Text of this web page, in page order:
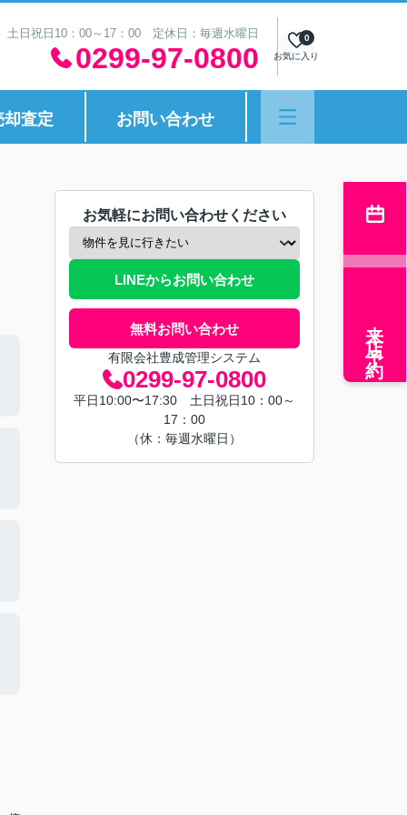
日祝日10：00～17：00 定休日：毎週水曜日
0299-97-0800 お気に入り
0
却査定 お問い合わせ
お気軽にお問い合わせください
LINEからお問い合わせ
無料お問い合わせ
有限会社豊成管理システム
0299-97-0800
平日10:00〜17:30 土日祝日10：00～
17：00
（休：毎週水曜日）
来店予約